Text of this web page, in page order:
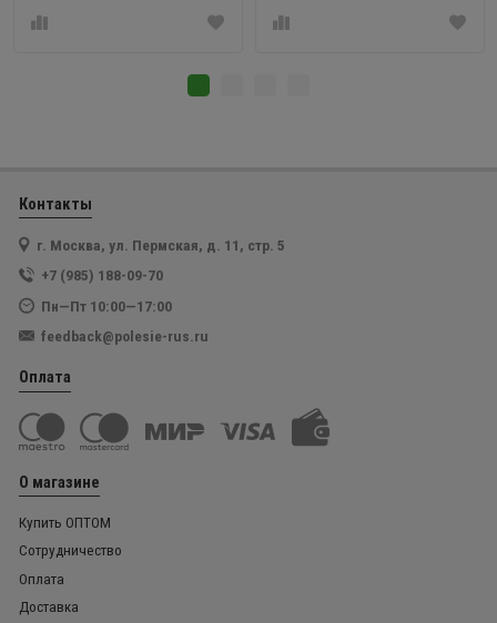
Контакты
г. Москва, ул. Пермская, д. 11, стр. 5
+7 (985) 188-09-70
Пн—Пт 10:00—17:00
feedback@polesie-rus.ru
Оплата
О магазине
Купить ОПТОМ
Сотрудничество
Оплата
Доставка